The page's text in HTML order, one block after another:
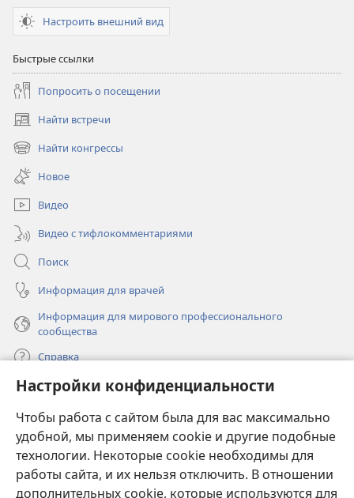
Настройки конфиденциальности
Чтобы работа с сайтом была для вас максимально
удобной, мы применяем cookie и другие подобные
технологии. Некоторые cookie необходимы для
работы сайта, и их нельзя отключить. В отношении
дополнительных cookie, которые используются для
Настроить внешний вид
Быстрые ссылки
Попросить о посещении
Найти встречи
(открывается
в
новом
окне)
Найти конгрессы
(открывается
новом
окне)
Новое
Видео
Видео с тифлокомментариями
Поиск
Информация для врачей
Информация для мирового профессионального
сообщества
Справка
Пожертвования
в
новом
окне)
ОНЛАЙН-БИБЛИОТЕКА Сторожевой башни
(открывается
новом
окне)
JW Hub®
(открывается